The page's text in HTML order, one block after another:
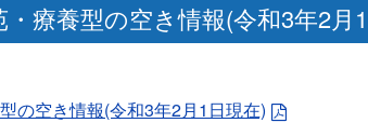
療養型の空き情報(令和3年2月
の空き情報(令和3年2月1日現在)